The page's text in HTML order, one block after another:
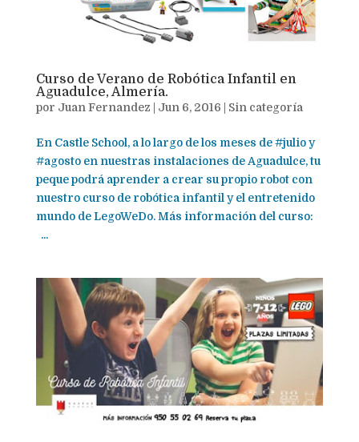
Curso de Verano de Robótica Infantil en
Aguadulce, Almería.
por Juan Fernandez Jun 6, 2016 Sin categoría
En Castle School, a lo largo de los meses de #julio y
#agosto en nuestras instalaciones de Aguadulce, tu
peque podrá aprender a crear su propio robot con
nuestro curso de robótica infantil y el entretenido
mundo de LegoWeDo. Más información del curso:
...